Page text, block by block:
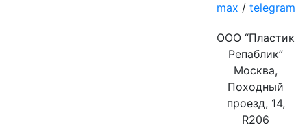
max / telegram
ООО “Пластик
Репаблик”
Москва,
Походный
проезд, 14,
R206